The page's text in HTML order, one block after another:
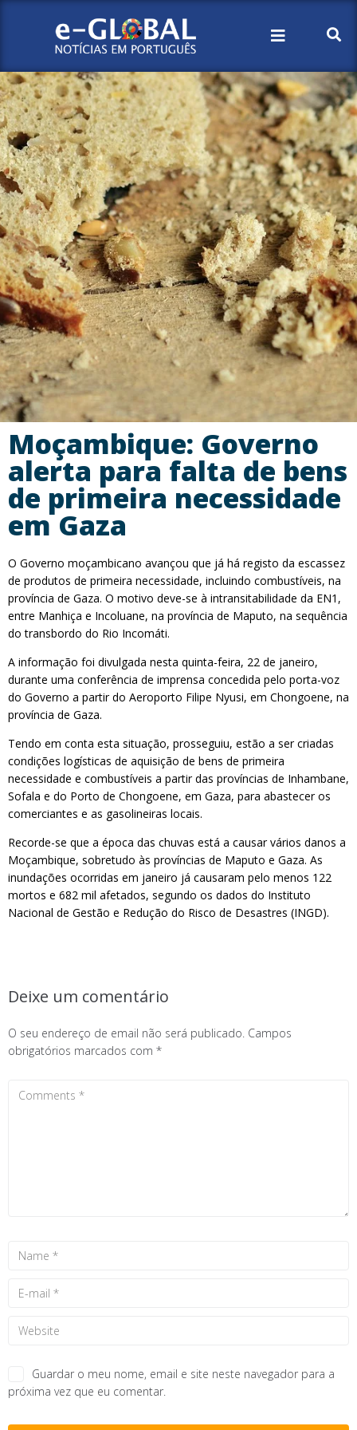
Moçambique: Governo
alerta para falta de bens
de primeira necessidade
em Gaza
O Governo moçambicano avançou que já há registo da escassez
de produtos de primeira necessidade, incluindo combustíveis, na
província de Gaza. O motivo deve-se à intransitabilidade da EN1,
entre Manhiça e Incoluane, na província de Maputo, na sequência
do transbordo do Rio Incomáti.
A informação foi divulgada nesta quinta-feira, 22 de janeiro,
durante uma conferência de imprensa concedida pelo porta-voz
do Governo a partir do Aeroporto Filipe Nyusi, em Chongoene, na
província de Gaza.
Tendo em conta esta situação, prosseguiu, estão a ser criadas
condições logísticas de aquisição de bens de primeira
necessidade e combustíveis a partir das províncias de Inhambane,
Sofala e do Porto de Chongoene, em Gaza, para abastecer os
comerciantes e as gasolineiras locais.
Recorde-se que a época das chuvas está a causar vários danos a
Moçambique, sobretudo às províncias de Maputo e Gaza. As
inundações ocorridas em janeiro já causaram pelo menos 122
mortos e 682 mil afetados, segundo os dados do Instituto
Nacional de Gestão e Redução do Risco de Desastres (INGD).
Deixe um comentário
O seu endereço de email não será publicado. Campos
obrigatórios marcados com *
Guardar o meu nome, email e site neste navegador para a
próxima vez que eu comentar.